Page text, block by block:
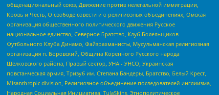
общенациональный союз, Движение против нелегальной иммиграции,
Кровь и Честь, О свободе совести и о религиозных объединениях, Омская
организация общественного политического движения Русское
национальное единство, Северное Братство, Клуб Болельщиков
Футбольного Клуба Динамо, Файзрахманисты, Мусульманская религиозная
организация п. Боровский, Община Коренного Русского народа
Щелковского района, Правый сектор, УНА - УНСО, Украинская
повстанческая армия, Тризуб им. Степана Бандеры, Братство, Белый Крест,
Misanthropic division, Религиозное объединение последователей инглиизма,
Народная Социальная Инициатива, TulaSkins, Этнополитическое